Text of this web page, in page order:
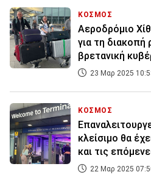
ΚΟΣΜΟΣ
Αεροδρόμιο
για τη διακοπή
βρετανική
23 Μαρ 2025
ΚΟΣΜΟΣ
κλείσιμο θα
και τις
22 Μαρ 2025